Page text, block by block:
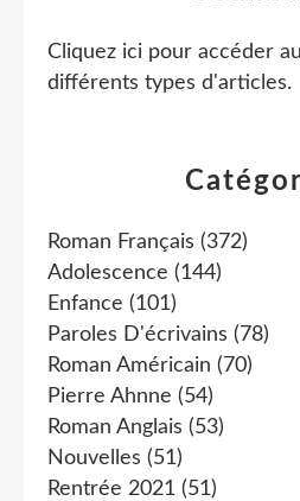
Roman Français (372)
Adolescence (144)
Enfance (101)
Paroles D'écrivains (78)
Roman Américain (70)
Pierre Ahnne (54)
Roman Anglais (53)
Nouvelles (51)
Rentrée 2021 (51)
Cliquez ici pour accéder
différents types d'articles.